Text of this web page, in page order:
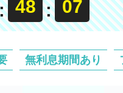
48 : 05
無利息期間あり